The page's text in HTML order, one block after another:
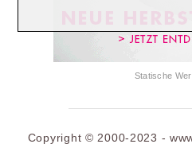
Statische
Copyright © 2000-2023 -